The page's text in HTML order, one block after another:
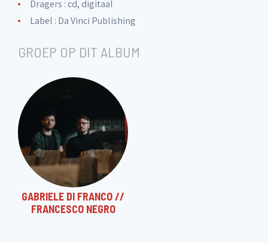
Dragers : cd, digitaal
Label : Da Vinci Publishing
GROEP OP DIT ALBUM
GABRIELE DI FRANCO //
FRANCESCO NEGRO